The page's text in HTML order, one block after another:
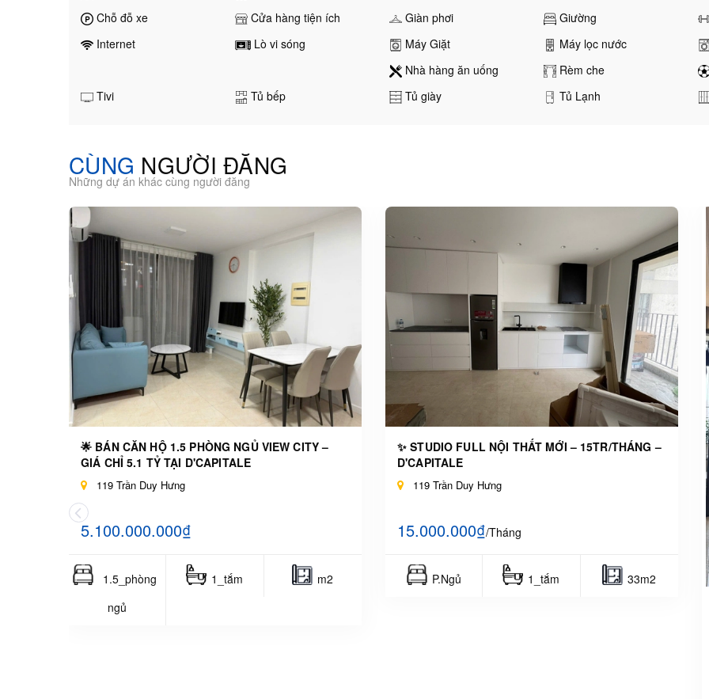
Chỗ đỗ xe
Cửa hàng tiện ích Giàn phơi Giường
Internet
Lò vi sóng Máy Giặt Máy lọc nước
Nhà hàng ăn uống
Rèm che
Tivi
Tủ bếp Tủ giày Tủ Lạnh
CÙNG NGƯỜI ĐĂNG
Những dự án khác cùng người đăng
🌟 BÁN CĂN HỘ 1.5 PHÒNG NGỦ VIEW CITY –
GIÁ CHỈ 5.1 TỶ TẠI D'CAPITALE
119 Trần Duy Hưng
5.100.000.000₫
1.5_phòng
ngủ
1_tắm m2
✨ STUDIO FULL NỘI THẤT MỚI – 15TR/THÁNG –
D'CAPITALE
119 Trần Duy Hưng
15.000.000₫/Tháng
P.Ngủ 1_tắm
33m2